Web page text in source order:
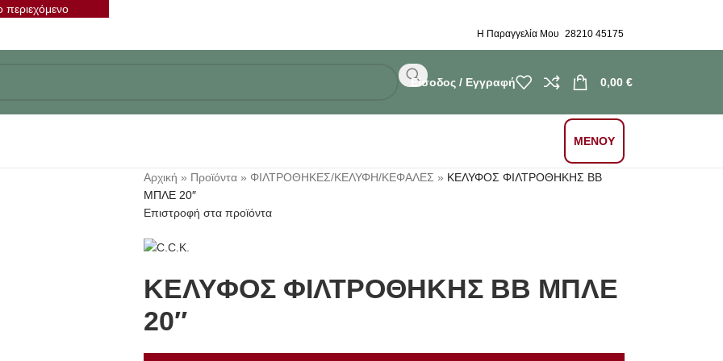
Η Παραγγελία Μου 28210 45175
Είσοδος / Εγγραφή 0,00 €
ΜΕΝΟΥ
Αρχική » Προϊόντα» ΦΙΛΤΡΟΘΗΚΕΣ/ΚΕΛΥΦΗ/ΚΕΦΑΛΕΣ » ΚΕΛΥΦΟΣ ΦΙΛΤΡΟΘΗΚΗΣ BB
ΜΠΛΕ 20″
Επιστροφή στα προϊόντα
ΚΕΛΥΦΟΣ ΦΙΛΤΡΟΘΗΚΗΣ BB ΜΠΛΕ
20″